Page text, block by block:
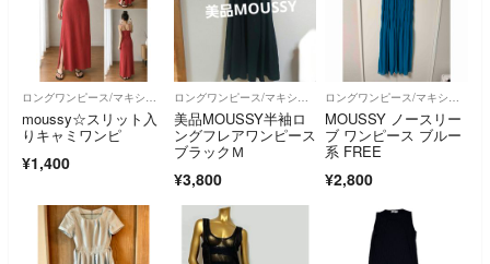
ロングワンピース/マキシワンピース
moussy☆スリット入
りキャミワンピ
¥1,400
ロングワンピース/マキシワンピース
美品MOUSSY半袖ロ
ングフレアワンピース
ブラックＭ
¥3,800
ロングワンピース/マキシワンピース
MOUSSY ノースリー
ブ ワンピース ブルー
系 FREE
¥2,800